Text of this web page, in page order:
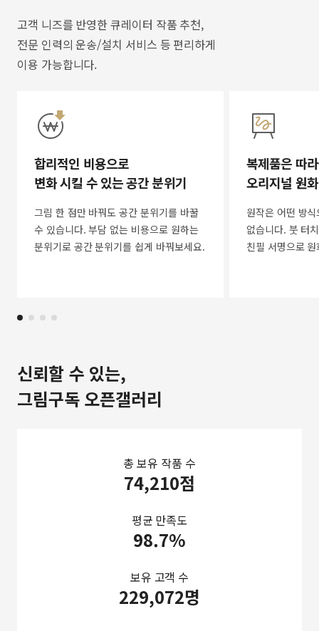
고객 니즈를 반영한 큐레이터 작품 추천,
전문 인력의 운송/설치 서비스 등 편리하게
이용 가능합니다.
합리적인 비용으로
변화 시킬 수 있는 공간 분위기
그림 한 점만 바꿔도 공간 분위기를 바꿀
수 있습니다. 부담 없는 비용으로 원하는
분위기로 공간 분위기를 쉽게 바꿔보세요.
복제품은 따
오리지널 원
원작은 어떤 방
없습니다. 붓 터
친필 서명으로
신뢰할 수 있는,
그림구독 오픈갤러리
총 보유 작품 수
74,210점
평균 만족도
98.7%
보유 고객 수
229,072명